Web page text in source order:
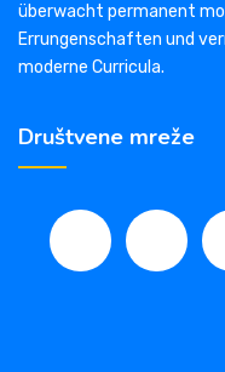
überwacht permanent
Errungenschaften und
moderne Curricula.
Društvene mreže